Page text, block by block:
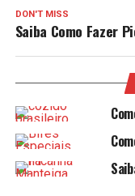
DON'T MISS
Saiba Como Fazer